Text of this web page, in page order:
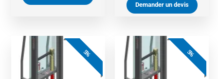
Demander un devis
5% 5%